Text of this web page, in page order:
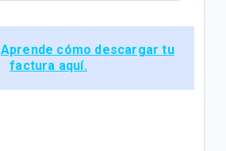
Aprende cómo descargar tu
factura aquí.